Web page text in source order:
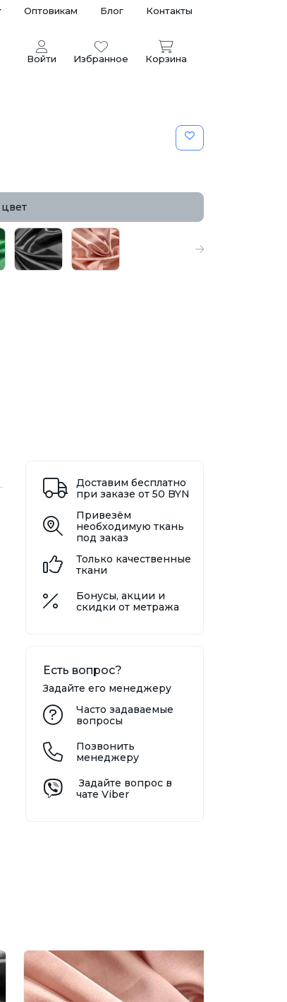
Оптовикам Блог Контакты
Войти Избранное Корзина
цвет
Доставим бесплатно
при заказе от 50 BYN
Привезём
необходимую ткань
под заказ
Только качественные
ткани
Бонусы, акции и
скидки от метража
Есть вопрос?
Задайте его менеджеру
Часто задаваемые
вопросы
Позвонить
менеджеру
Задайте вопрос в
чате Viber